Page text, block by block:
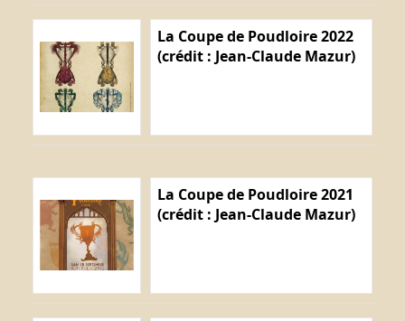
La Coupe de Poudloire 2022
(crédit : Jean-Claude Mazur)
La Coupe de Poudloire 2021
(crédit : Jean-Claude Mazur)